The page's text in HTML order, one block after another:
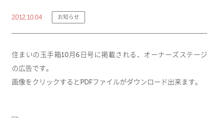
2012.10.04 お知らせ
住まいの玉手箱10月6日号に掲載される、オーナーズステージ
の広告です。
画像をクリックするとPDFファイルがダウンロード出来ます。